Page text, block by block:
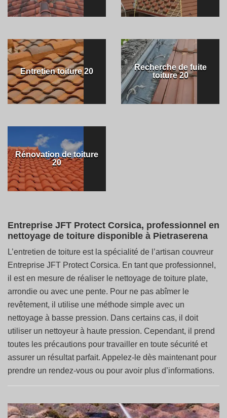
Entretien toiture 20
Recherche de fuite
toiture 20
Rénovation de toiture
20
Entreprise JFT Protect Corsica, professionnel en
nettoyage de toiture disponible à Pietraserena
L’entretien de toiture est la spécialité de l’artisan couvreur
Entreprise JFT Protect Corsica. En tant que professionnel,
il est en mesure de réaliser le nettoyage de toiture plate,
arrondie ou avec une pente. Pour ne pas abîmer le
revêtement, il utilise une méthode simple avec un
nettoyage à basse pression. Dans certains cas, il doit
utiliser un nettoyeur à haute pression. Cependant, il prend
toutes les précautions pour travailler en toute sécurité et
assurer un résultat parfait. Appelez-le dès maintenant pour
prendre un rendez-vous ou pour avoir plus d’informations.